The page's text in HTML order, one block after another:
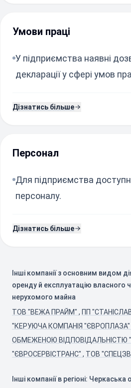
Умови праці
У підприємства наявні
декларації у сфері умов
Дізнатись більше
Персонал
Для підприємства
персоналу.
Дізнатись більше
Інші компанії з основним видом
оренду й експлуатацію власного
нерухомого майна
ТОВ "ВЕЖА ПРАЙМ" , ПП
"КЕРУЮЧА КОМПАНІЯ "ЄВРОПЛАЗА"
ОБМЕЖЕНОЮ ВІДПОВІДАЛЬНІСТЮ
"ЄВРОСЕРВІСТРАНС" , ТОВ
Інші компанії в регіоні: Черкаська